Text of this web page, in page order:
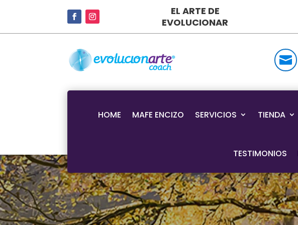
EL ARTE DE
EVOLUCIONAR

HOME MAFE ENCIZO SERVICIOS TIENDA
TESTIMONIOS